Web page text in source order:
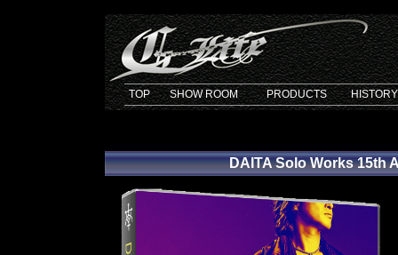
TOP SHOW ROOM PRODUCTS HISTORY
DAITA Solo Works 15th